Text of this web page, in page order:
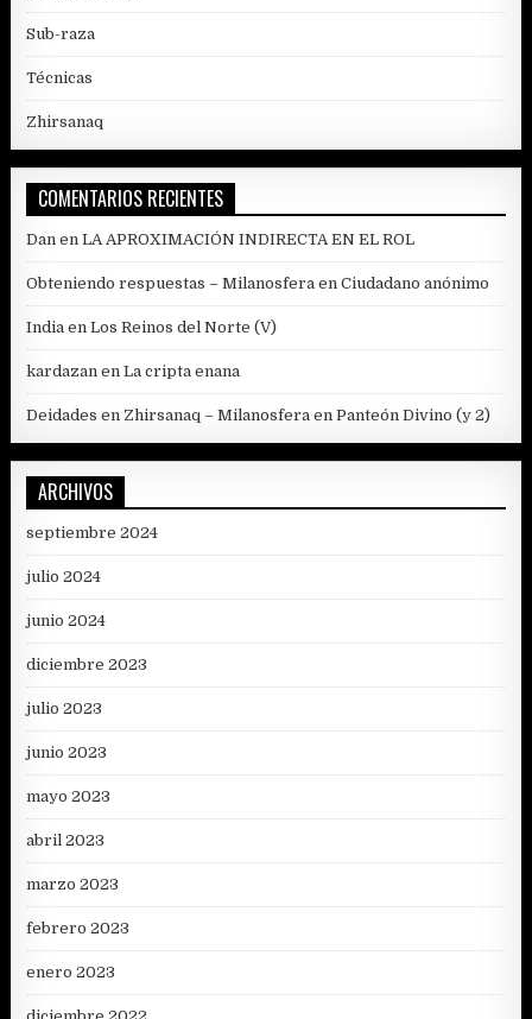
Sub-raza
Técnicas
Zhirsanaq
COMENTARIOS RECIENTES
Dan enLA APROXIMACIÓN INDIRECTA EN EL ROL
Obteniendo respuestas – Milanosfera enCiudadano anónimo
India enLos Reinos del Norte (V)
kardazan enLa cripta enana
Deidades en Zhirsanaq – Milanosfera enPanteón Divino (y 2)
ARCHIVOS
septiembre 2024
julio 2024
junio 2024
diciembre 2023
julio 2023
junio 2023
mayo 2023
abril 2023
marzo 2023
febrero 2023
enero 2023